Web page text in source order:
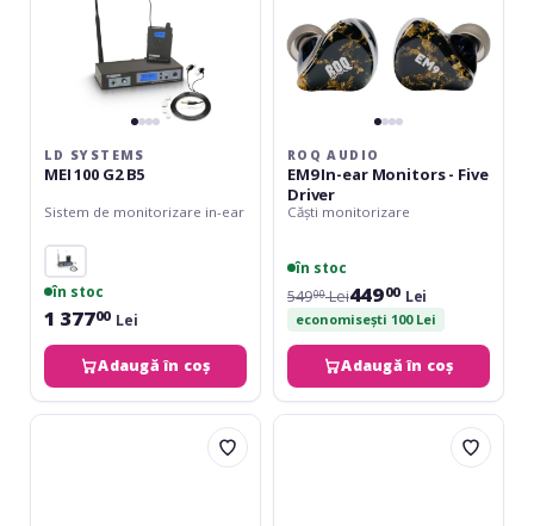
LD SYSTEMS
MEI 100 G2 B5
Sistem de monitorizare in-ear
în stoc
1 37700 Lei
Adaugă în coș
Driver
ROQ AUDIO
EM9 In-ear Monitors - Five
Driver
Căști monitorizare
în stoc
54900Lei44900 Lei
economisești 100 Lei
Adaugă în coș
LD
KZ